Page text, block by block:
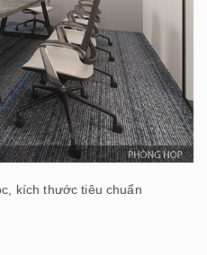
kích thước tiêu chuẩn